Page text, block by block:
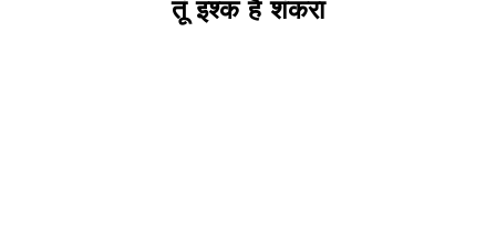
तूं इश्क है शंकरा